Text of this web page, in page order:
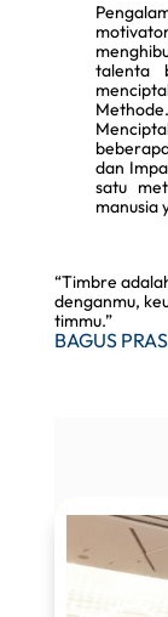
talenta
Methode.
dan
satu
manusia
“Timbre
denganmu,
timmu.”
BAGUS